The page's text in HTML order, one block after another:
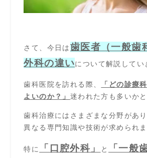
さて、今日は歯医者（一般歯
外科の違いについて解説してい
歯科医院を訪れる際、
「どの診療
よいのか？」 迷われた方も多いかと
歯科治療にはさまざまな分野があ
異なる専門知識や技術が求められま
特に 「口腔外科」 と 「一般